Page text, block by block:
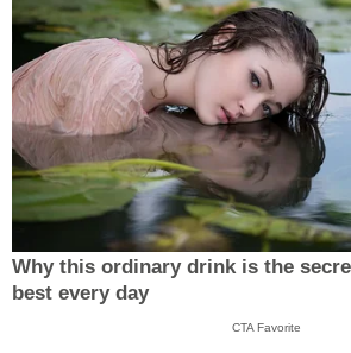
Why this ordinary drink is the
best every day
CTA Favorite